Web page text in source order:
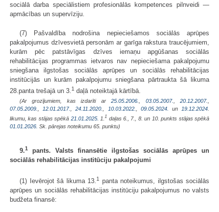
sociālā darba speciālistiem profesionālās kompetences pilnveidi —
apmācības un supervīziju.
(7) Pašvaldība nodrošina nepieciešamos sociālās aprūpes
pakalpojumus dzīvesvietā personām ar garīga rakstura traucējumiem,
kurām pēc patstāvīgas dzīves iemaņu apgūšanas sociālās
rehabilitācijas programmas ietvaros nav nepieciešama pakalpojumu
sniegšana ilgstošas sociālās aprūpes un sociālās rehabilitācijas
institūcijās un kurām pakalpojumu sniegšana pārtraukta šā likuma
28.panta trešajā un 3.1 daļā noteiktajā kārtībā.
(Ar grozījumiem, kas izdarīti ar25.05.2006. 03.05.2007. ,20.12.2007.
07.05.2009.
12.01.2017. ,24.11.2020. 10.03.2022. 09.05.2024. un 19.12.2024
likumu, kas stājas spēkā 21.01.2025. 1.1 daļas 6., 7., 8. un 10. punkts stājas spēkā
01.01.2026. Sk. pārejas noteikumu 65. punktu)
9.1
pants. Valsts finansētie ilgstošas sociālās aprūpes un
sociālās rehabilitācijas institūciju pakalpojumi
(1) Ievērojot šā likuma 13.1
panta noteikumus, ilgstošas sociālās
aprūpes un sociālās rehabilitācijas institūciju pakalpojumus no valsts
budžeta finansē: